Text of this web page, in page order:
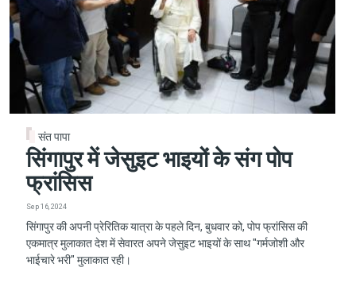
संत पापा
सिंगापुर में जेसुइट भाइयों के संग पोप
फ्रांसिस
Sep 16, 2024
सिंगापुर की अपनी प्रेरितिक यात्रा के पहले दिन, बुधवार को, पोप फ्रांसिस की
एकमात्र मुलाकात देश में सेवारत अपने जेसुइट भाइयों के साथ "गर्मजोशी और
भाईचारे भरी" मुलाकात रही।